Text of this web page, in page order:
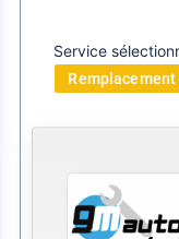
Service